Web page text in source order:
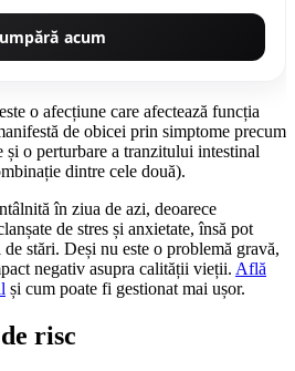
acum
o afecțiune care afectează funcția
de obicei prin simptome precum
și o perturbare a tranzitului intestinal
dintre cele două).
în ziua de azi, deoarece
de stres și anxietate, însă pot
stări. Deși nu este o problemă gravă,
negativ asupra calității vieții. Află
și cum poate fi gestionat mai ușor.
risc